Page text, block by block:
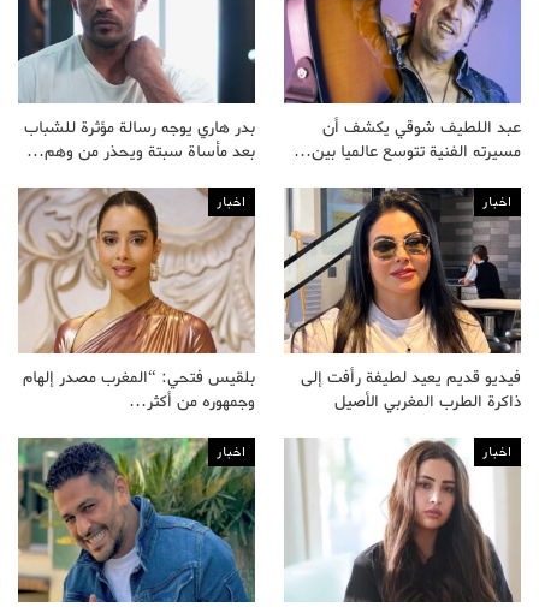
عبد اللطيف شوقي يكشف أن
مسيرته الفنية تتوسع عالميا بين…
بدر هاري يوجه رسالة مؤثرة للشباب
بعد مأساة سبتة ويحذر من وهم…
اخبار
فيديو قديم يعيد لطيفة رأفت إلى
ذاكرة الطرب المغربي الأصيل
اخبار
بلقيس فتحي: “المغرب مصدر إلهام
وجمهوره من أكثر…
اخبار اخبار